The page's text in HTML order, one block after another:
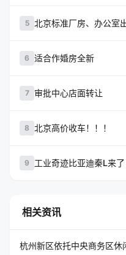
5 北京标准厂房、办公室
6 适合作婚房全新
7 审批中心店面转让
8 北京高价收车！！！
9 工业奇迹比亚迪秦L来
相关资讯
杭州新区依托中央商务区